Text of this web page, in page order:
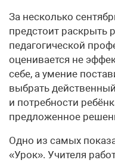
За несколько
предстоит раскрыть
педагогической
оценивается не
себе, а умение
выбрать
и потребности
предложенное
Одно из самых
«Урок». Учителя